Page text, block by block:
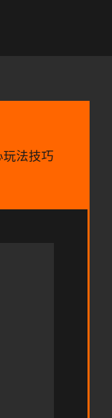
玩法技巧